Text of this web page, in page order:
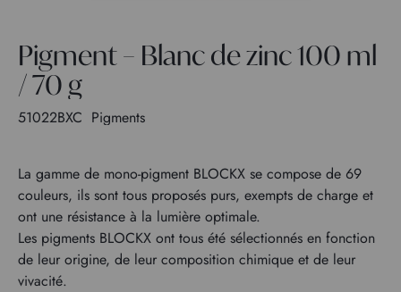
Pigment – Blanc de zinc 100 ml
/ 70 g
51022BXC Pigments
La gamme de mono-pigment BLOCKX se compose de 69
couleurs, ils sont tous proposés purs, exempts de charge et
ont une résistance à la lumière optimale.
Les pigments BLOCKX ont tous été sélectionnés en fonction
de leur origine, de leur composition chimique et de leur
vivacité.